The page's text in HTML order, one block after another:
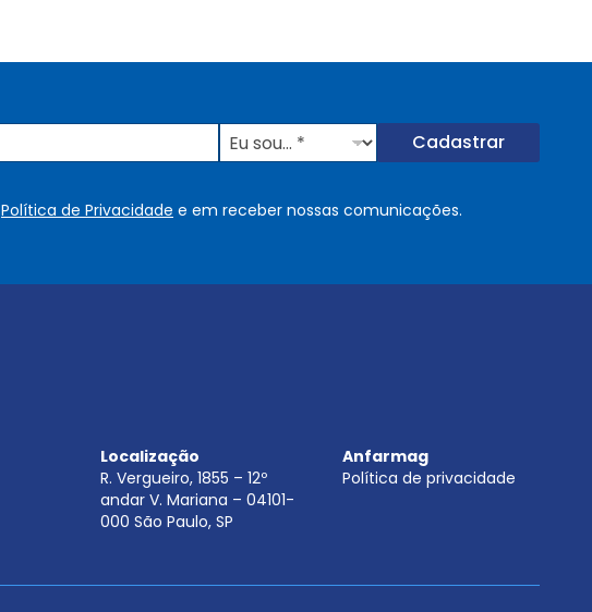
E
u
u
Cadastrar
Política de Privacidade e em receber nossas comunicações.
Localização
R. Vergueiro, 1855 – 12º
andar V. Mariana – 04101-
000 São Paulo, SP
Anfarmag
Política de privacidade